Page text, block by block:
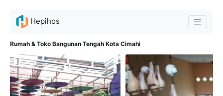
Hepihos
Rumah & Toko Bangunan Tengah Kota Cimahi